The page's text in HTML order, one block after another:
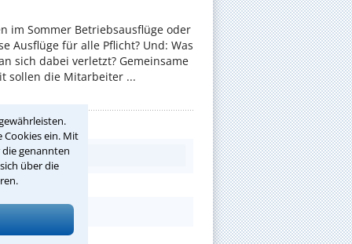
Cookies ein. Mit
genannten
über die
im Sommer Betriebsausflüge oder
Ausflüge für alle Pflicht? Und: Was
sich dabei verletzt? Gemeinsame
sollen die Mitarbeiter ...